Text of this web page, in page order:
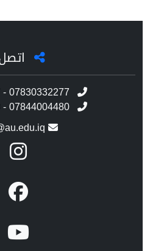
07830332277
07844004480